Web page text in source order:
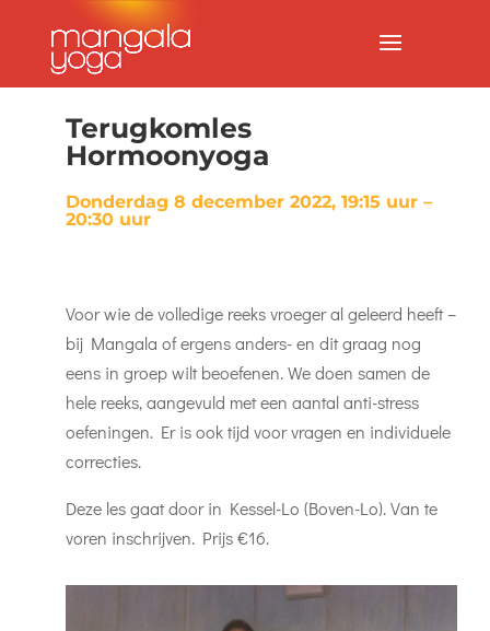
Terugkomles
Hormoonyoga
Donderdag 8 december 2022, 19:15 uur –
20:30 uur
Voor wie de volledige reeks vroeger al geleerd heeft –
bij Mangala of ergens anders- en dit graag nog
eens in groep wilt beoefenen. We doen samen de
hele reeks, aangevuld met een aantal anti-stress
oefeningen. Er is ook tijd voor vragen en individuele
correcties.
Deze les gaat door in Kessel-Lo (Boven-Lo). Van te
voren inschrijven. Prijs €16.